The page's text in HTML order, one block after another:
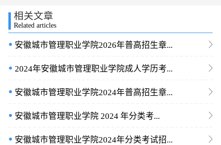
相关文章
Related articles
● 安徽城市管理职业学院2026年普高招生章...
● 2024年安徽城市管理职业学院成人学历考...
● 安徽城市管理职业学院2024年普高招生章...
● 安徽城市管理职业学院 2024 年分类考...
● 安徽城市管理职业学院2024年分类考试招...